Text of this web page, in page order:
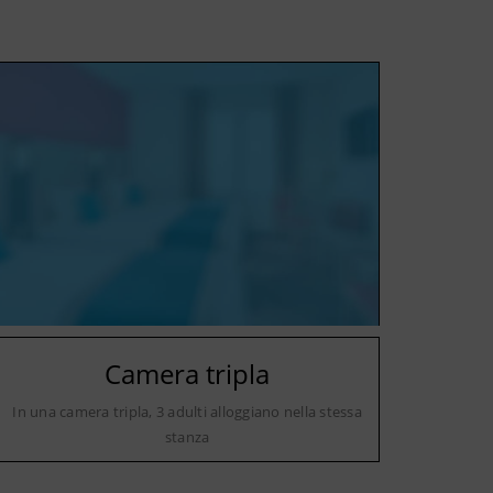
Camera tripla
In una camera tripla, 3 adulti alloggiano nella stessa
stanza